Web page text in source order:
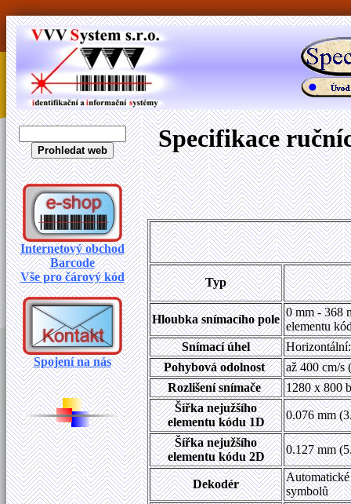
Internetový obchod
Barcode
Vše pro čárový kód
Spojení na nás
Specifikace
Typ
Hloubka snímacího pole
0 mm - 368
elementu
Snímací úhel
Pohybová odolnost
až 400 cm/s
Rozlišení snímače
1280 x 800
Šířka nejužšího
elementu kódu 1D
0.076 mm
Šířka nejužšího
elementu kódu 2D
0.127 mm
Dekodér
symbolů